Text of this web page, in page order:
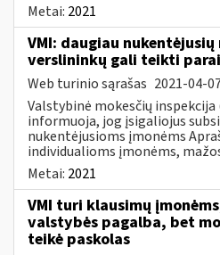
Metai: 2021
VMI: daugiau nukentėjusių
verslininkų gali teikti
Web turinio sąrašas 2021-04-
Valstybinė mokesčių inspekcija
informuoja, jog įsigaliojus
nukentėjusioms įmonėms
individualioms įmonėms,
Metai: 2021
VMI turi klausimų
valstybės pagalba, bet
teikė paskolas